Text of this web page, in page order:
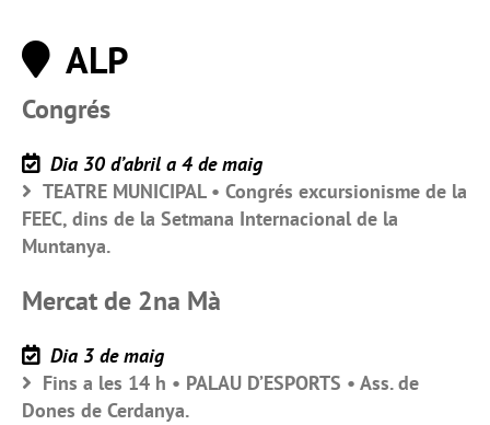
ALP
Congrés
Dia 30 d’abril a 4 de maig
TEATRE MUNICIPAL • Congrés excursionisme de la
FEEC, dins de la Setmana Internacional de la
Muntanya.
Mercat de 2na Mà
Dia 3 de maig
Fins a les 14 h • PALAU D’ESPORTS • Ass. de
Dones de Cerdanya.